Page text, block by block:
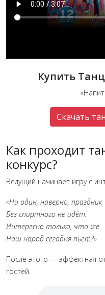
Купить
Скачать
Как проходит
конкурс?
Ведущий начинает игру с
«Ни один, наверно, праздник
Без спиртного не идёт.
Интересно только, что же
Наш народ сегодня пьёт?»
После этого — эффектная
гостей.